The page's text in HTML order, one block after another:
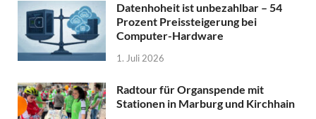
Datenhoheit ist unbezahlbar – 54
Prozent Preissteigerung bei
Computer-Hardware
1. Juli 2026
Radtour für Organspende mit
Stationen in Marburg und Kirchhain